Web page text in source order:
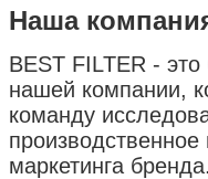
Наша
BEST FILTER -
нашей компании,
команду
маркетинга бренда.